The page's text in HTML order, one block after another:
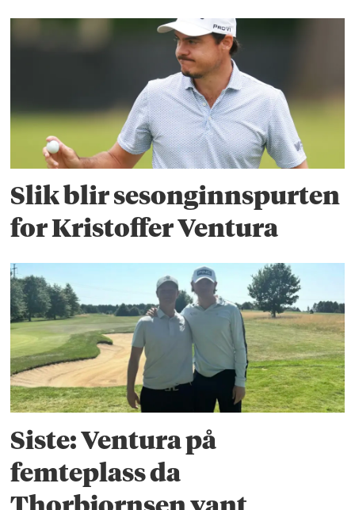
Slik blir sesonginnspurten
for Kristoffer Ventura
Siste: Ventura på
femteplass da